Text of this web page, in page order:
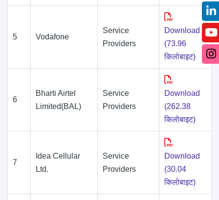
5 Vodafone
Service
Providers
Download
(73.96
किलोबाइट)
6
Bharti Airtel
Limited(BAL)
Service
Providers
Download
(262.38
किलोबाइट)
7
Idea Cellular
Ltd.
Service
Providers
Download
(30.04
किलोबाइट)